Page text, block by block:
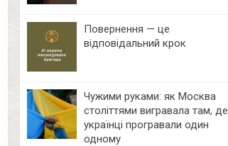
Повернення — це
відповідальний крок
Чужими руками: як Москва
століттями вигравала там, де
українці програвали один
одному